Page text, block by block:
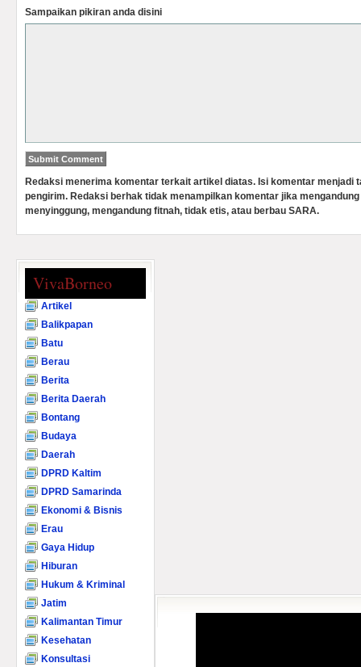
Sampaikan pikiran anda disini
Redaksi menerima komentar terkait artikel diatas. Isi komentar menjadi
pengirim. Redaksi berhak tidak menampilkan komentar jika
menyinggung, mengandung fitnah, tidak etis, atau berbau SARA.
VivaBorneo
Artikel
Balikpapan
Batu
Berau
Berita
Berita Daerah
Bontang
Budaya
Daerah
DPRD Kaltim
DPRD Samarinda
Ekonomi & Bisnis
Erau
Gaya Hidup
Hiburan
Hukum & Kriminal
Jatim
Kalimantan Timur
Kesehatan
Konsultasi